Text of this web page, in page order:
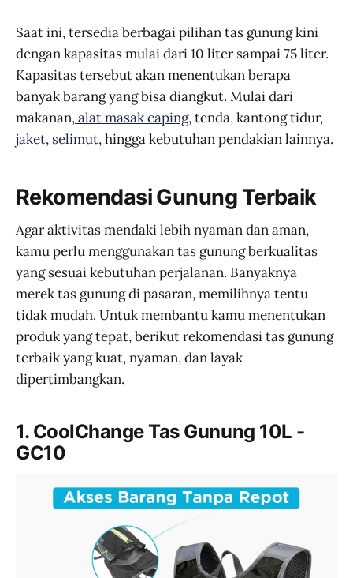
Saat ini, tersedia berbagai pilihan tas gunung kini
dengan kapasitas mulai dari 10 liter sampai 75 liter.
Kapasitas tersebut akan menentukan berapa
banyak barang yang bisa diangkut. Mulai dari
makanan,alat masak caping, tenda, kantong tidur,
jaket, selimut, hingga kebutuhan pendakian lainnya.
Rekomendasi Gunung Terbaik
Agar aktivitas mendaki lebih nyaman dan aman,
kamu perlu menggunakan tas gunung berkualitas
yang sesuai kebutuhan perjalanan. Banyaknya
merek tas gunung di pasaran, memilihnya tentu
tidak mudah. Untuk membantu kamu menentukan
produk yang tepat, berikut rekomendasi tas gunung
terbaik yang kuat, nyaman, dan layak
dipertimbangkan.
1. CoolChange Tas Gunung 10L -
GC10